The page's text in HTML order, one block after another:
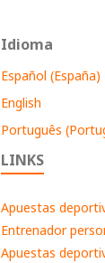
Idioma
Español (España)
English
Português
LINKS
Apuestas
Entrenador
Apuestas